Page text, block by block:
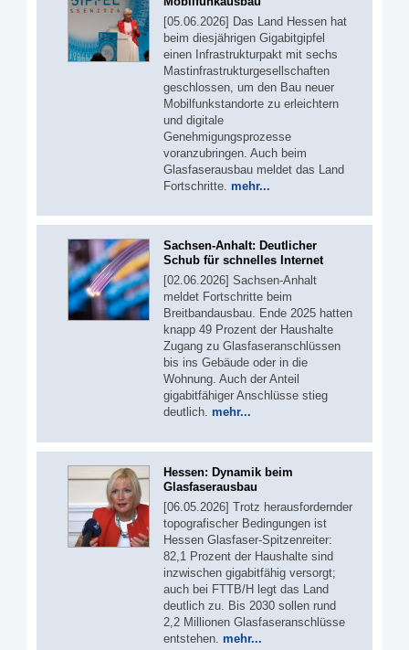
[05.06.2026] Das Land Hessen hat
beim diesjährigen Gigabitgipfel
einen Infrastrukturpakt mit sechs
Mastinfrastrukturgesellschaften
geschlossen, um den Bau neuer
Mobilfunkstandorte zu erleichtern
und digitale
Genehmigungsprozesse
voranzubringen. Auch beim
Glasfaserausbau meldet das Land
Fortschritte. mehr...
Sachsen-Anhalt: Deutlicher
Schub für schnelles Internet
[02.06.2026] Sachsen-Anhalt
meldet Fortschritte beim
Breitbandausbau. Ende 2025 hatten
knapp 49 Prozent der Haushalte
Zugang zu Glasfaseranschlüssen
bis ins Gebäude oder in die
Wohnung. Auch der Anteil
gigabitfähiger Anschlüsse stieg
deutlich. mehr...
Hessen: Dynamik beim
Glasfaserausbau
[06.05.2026] Trotz herausfordernder
topografischer Bedingungen ist
Hessen Glasfaser-Spitzenreiter:
82,1 Prozent der Haushalte sind
inzwischen gigabitfähig versorgt;
auch bei FTTB/H legt das Land
deutlich zu. Bis 2030 sollen rund
2,2 Millionen Glasfaseranschlüsse
entstehen. mehr...